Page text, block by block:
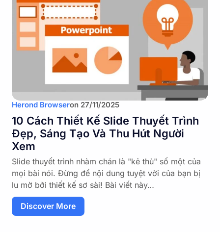
Herond Browseron 27/11/2025
10 Cách Thiết Kế Slide Thuyết Trình
Đẹp, Sáng Tạo Và Thu Hút Người
Xem
Slide thuyết trình nhàm chán là "kẻ thù" số một của
mọi bài nói. Đừng để nội dung tuyệt vời của bạn bị
lu mờ bởi thiết kế sơ sài! Bài viết này…
Discover More